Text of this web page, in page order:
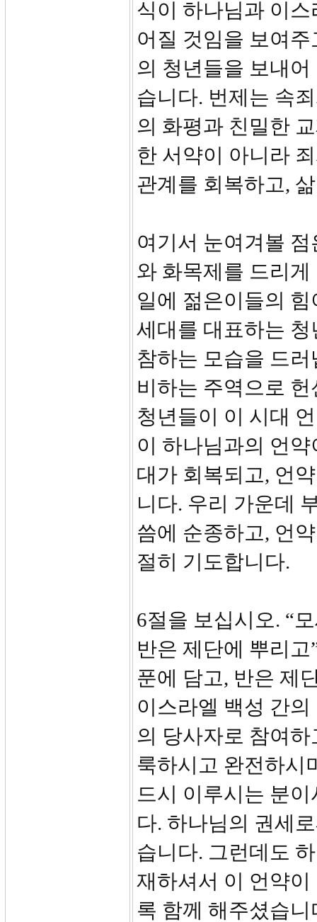
식이 하나님과 이
어질 것임을 보여
의 청년들을 보내
습니다. 번제는 속
의 화평과 친밀한
한 서약이 아니라
관계를 회복하고,
여기서 눈여겨볼
와 화목제를 드리
일에 젊은이들의
세대를 대표하는
참하는 모습을 드
비하는 주역으로
청년들이 이 시대
이 하나님과의 언
대가 회복되고, 언
니다. 우리 가운데
씀에 순종하고, 언
절히 기도합니다.
6절을 보십시오. “
반은 제단에 뿌리
푼에 담고, 반은 제
이스라엘 백성 간
의 당사자로 참여
룩하시고 완전하시
드시 이루시는 분
다. 하나님의 권세
습니다. 그런데도
재하셔서 이 언약
록 함께 해주셨습